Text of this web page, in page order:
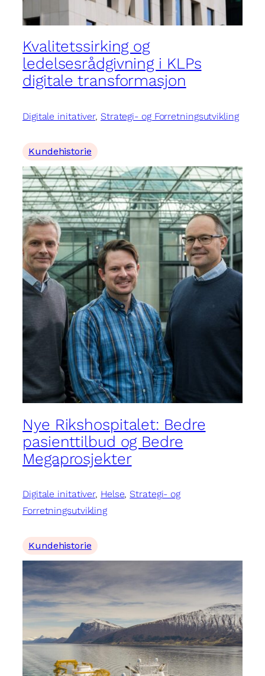
Kvalitetssirking og
ledelsesrådgivning i KLPs
digitale transformasjon
Digitale initativer, Strategi- og Forretningsutvikling
Kundehistorie
Nye Rikshospitalet: Bedre
pasienttilbud og Bedre
Megaprosjekter
Digitale initativer, Helse, Strategi- og
Forretningsutvikling
Kundehistorie